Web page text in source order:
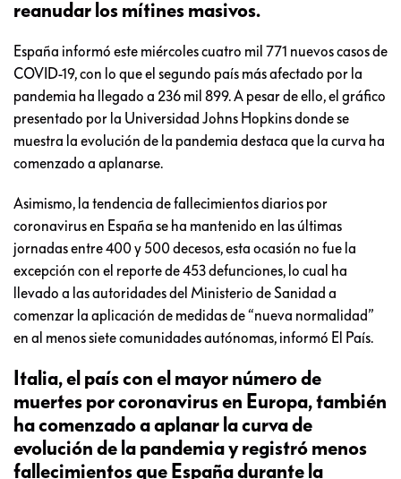
reanudar los mítines masivos.
España informó este miércoles cuatro mil 771 nuevos casos de
COVID-19, con lo que el segundo país más afectado por la
pandemia ha llegado a 236 mil 899. A pesar de ello, el gráfico
presentado por la Universidad Johns Hopkins donde se
muestra la evolución de la pandemia destaca que la curva ha
comenzado a aplanarse.
Asimismo, la tendencia de fallecimientos diarios por
coronavirus en España se ha mantenido en las últimas
jornadas entre 400 y 500 decesos, esta ocasión no fue la
excepción con el reporte de 453 defunciones, lo cual ha
llevado a las autoridades del Ministerio de Sanidad a
comenzar la aplicación de medidas de “nueva normalidad”
en al menos siete comunidades autónomas, informó El País.
Italia, el país con el mayor número de
muertes por coronavirus en Europa, también
ha comenzado a aplanar la curva de
evolución de la pandemia y registró menos
fallecimientos que España durante la